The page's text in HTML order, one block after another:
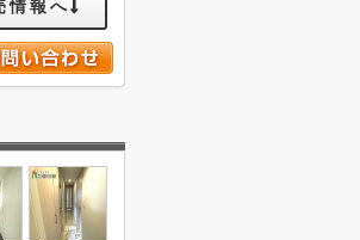
情報へ